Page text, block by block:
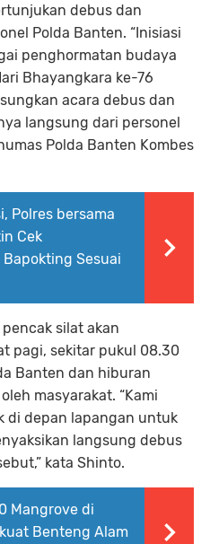
debus dan
Polda Banten. “Inisiasi
penghormatan budaya
Bhayangkara ke-76
acara debus dan
langsung dari personel
Polda Banten Kombes
Polres bersama
Cek
Sesuai
silat akan
pagi, sekitar pukul 08.30
Banten dan hiburan
masyarakat. “Kami
di depan lapangan untuk
langsung debus
kata Shinto.
Mangrove di
Benteng Alam